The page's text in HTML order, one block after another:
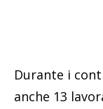
Durante i
anche 13